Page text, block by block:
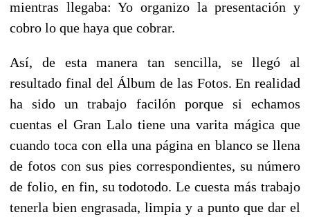
mientras llegaba: Yo organizo la presentación y
cobro lo que haya que cobrar.
Así, de esta manera tan sencilla, se llegó al
resultado final del Álbum de las Fotos. En realidad
ha sido un trabajo facilón porque si echamos
cuentas el Gran Lalo tiene una varita mágica que
cuando toca con ella una página en blanco se llena
de fotos con sus pies correspondientes, su número
de folio, en fin, su todotodo. Le cuesta más trabajo
tenerla bien engrasada, limpia y a punto que dar el